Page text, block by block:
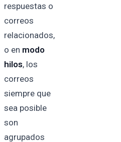
respuestas o
correos
relacionados,
o en modo
hilos, los
correos
siempre que
sea posible
son
agrupados